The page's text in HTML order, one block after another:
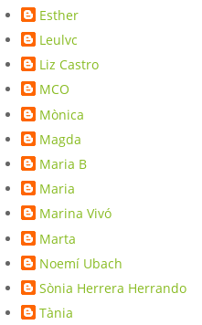
Esther
Leulvc
Liz Castro
MCO
Mònica
Magda
Maria B
Maria
Marina Vivó
Marta
Noemí Ubach
Sònia Herrera Herrando
Tània